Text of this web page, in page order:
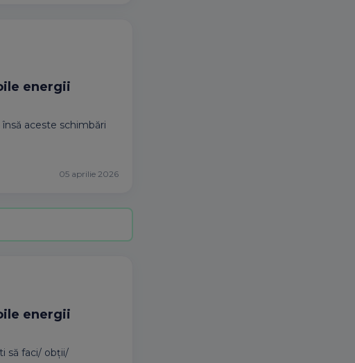
energii
aceste schimbări
05 aprilie 2026
energii
să faci/ obții/